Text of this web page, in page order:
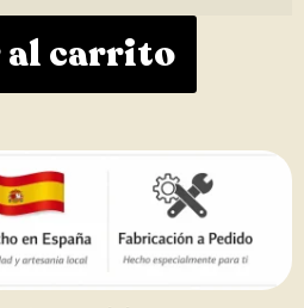
al carrito